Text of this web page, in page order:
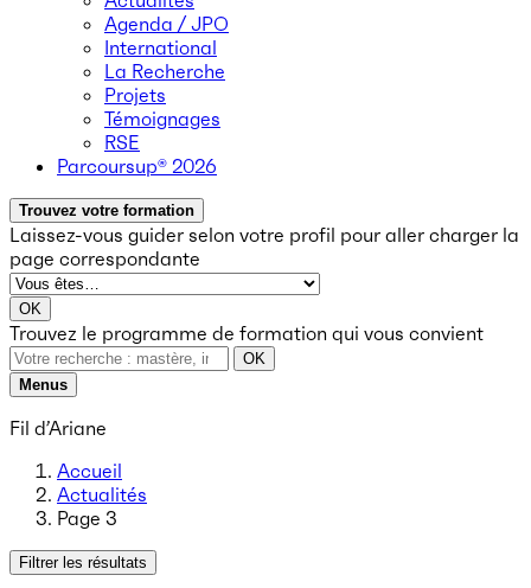
Agenda / JPO
International
La Recherche
Projets
Témoignages
RSE
Parcoursup® 2026
Trouvez votre formation
Laissez-vous guider selon votre profil pour aller charger la
page correspondante
OK
Trouvez le programme de formation qui vous convient
OK
Menus
Fil d’Ariane
Accueil
Actualités
Page 3
Filtrer les résultats